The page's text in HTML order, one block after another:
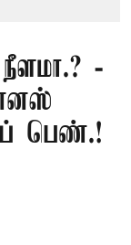
-
பெண்.!